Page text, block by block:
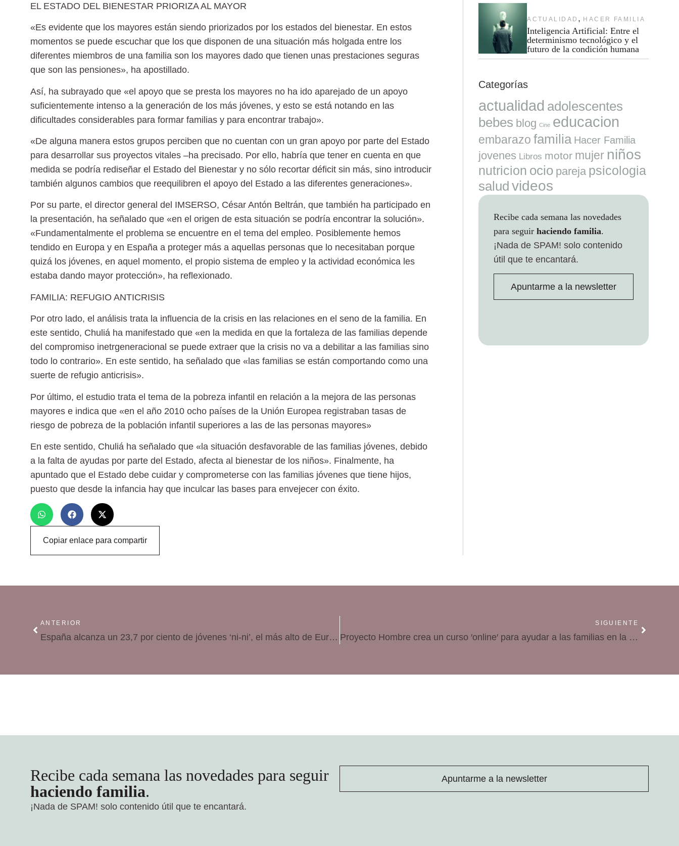
EL ESTADO DEL BIENESTAR PRIORIZA AL MAYOR
«Es evidente que los mayores están siendo priorizados por los estados del bienestar. En estos
momentos se puede escuchar que los que disponen de una situación más holgada entre los
diferentes miembros de una familia son los mayores dado que tienen unas prestaciones seguras
que son las pensiones», ha apostillado.
Así, ha subrayado que «el apoyo que se presta los mayores no ha ido aparejado de un apoyo
suficientemente intenso a la generación de los más jóvenes, y esto se está notando en las
dificultades considerables para formar familias y para encontrar trabajo».
«De alguna manera estos grupos perciben que no cuentan con un gran apoyo por parte del Estado
para desarrollar sus proyectos vitales –ha precisado. Por ello, habría que tener en cuenta en que
medida se podría rediseñar el Estado del Bienestar y no sólo recortar déficit sin más, sino introducir
también algunos cambios que reequilibren el apoyo del Estado a las diferentes generaciones».
Por su parte, el director general del IMSERSO, César Antón Beltrán, que también ha participado en
la presentación, ha señalado que «en el origen de esta situación se podría encontrar la solución».
«Fundamentalmente el problema se encuentre en el tema del empleo. Posiblemente hemos
tendido en Europa y en España a proteger más a aquellas personas que lo necesitaban porque
quizá los jóvenes, en aquel momento, el propio sistema de empleo y la actividad económica les
estaba dando mayor protección», ha reflexionado.
FAMILIA: REFUGIO ANTICRISIS
Por otro lado, el análisis trata la influencia de la crisis en las relaciones en el seno de la familia. En
este sentido, Chuliá ha manifestado que «en la medida en que la fortaleza de las familias depende
del compromiso inetrgeneracional se puede extraer que la crisis no va a debilitar a las familias sino
todo lo contrario». En este sentido, ha señalado que «las familias se están comportando como una
suerte de refugio anticrisis».
Por último, el estudio trata el tema de la pobreza infantil en relación a la mejora de las personas
mayores e indica que «en el año 2010 ocho países de la Unión Europea registraban tasas de
riesgo de pobreza de la población infantil superiores a las de las personas mayores»
En este sentido, Chuliá ha señalado que «la situación desfavorable de las familias jóvenes, debido
a la falta de ayudas por parte del Estado, afecta al bienestar de los niños». Finalmente, ha
apuntado que el Estado debe cuidar y comprometerse con las familias jóvenes que tiene hijos,
puesto que desde la infancia hay que inculcar las bases para envejecer con éxito.
Copiar enlace para compartir
ACTUALIDAD , HACER FAMILIA
Inteligencia Artificial: Entre el
determinismo tecnológico y el
futuro de la condición humana
Categorías
actualidad adolescentes
bebes blog Cine educacion
embarazo familia Hacer Familia
jovenes Libros motor mujer niños
nutricion ocio pareja psicologia
salud videos
Recibe cada semana las novedades
para seguir haciendo familia.
¡Nada de SPAM! solo contenido
útil que te encantará.
Apuntarme a la newsletter
ANTERIOR
España alcanza un 23,7 por ciento de jóvenes ‘ni-ni’, el más alto de Europa
SIGUIENTE
Proyecto Hombre crea un curso ′online′ para ayudar a las familias en la detección y prevención del consumo de drogas
Recibe cada semana las novedades para seguir
haciendo familia.
¡Nada de SPAM! solo contenido útil que te encantará.
Apuntarme a la newsletter